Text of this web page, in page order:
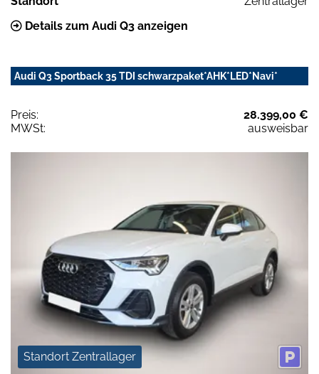
Details zum Audi Q3 anzeigen
Audi Q3 Sportback 35 TDI schwarzpaket*AHK*LED*Navi*
Preis:
28.399,00 €
MWSt:
ausweisbar
Standort Zentrallager